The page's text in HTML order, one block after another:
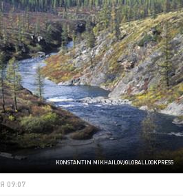
KONSTANTIN MIKHAILOV/GLOBALLOOKPRESS
09:07